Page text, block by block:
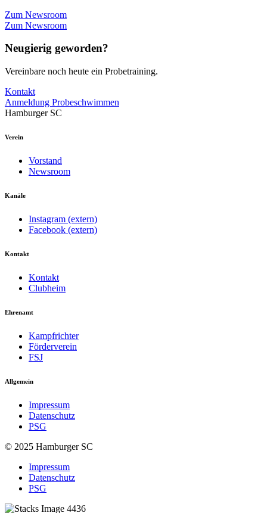
Zum Newsroom
Zum Newsroom
Neugierig geworden?
Vereinbare noch heute ein Probetraining.
Kontakt
Anmeldung Probeschwimmen
Hamburger SC
Verein
Vorstand
Newsroom
Kanäle
Instagram (extern)
Facebook (extern)
Kontakt
Kontakt
Clubheim
Ehrenamt
Kampfrichter
Förderverein
FSJ
Allgemein
Impressum
Datenschutz
PSG
© 2025 Hamburger SC
Impressum
Datenschutz
PSG